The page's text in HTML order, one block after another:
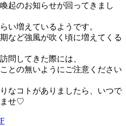
起のお知らせが回ってきまし
い増えているようです。
など強風が吹く頃に増えてくる
問してきた際には、
との無いようにご注意ください
なコトがありましたら、いつで
ませ♡